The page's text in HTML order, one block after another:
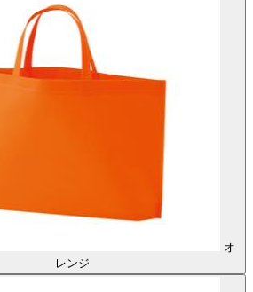
オ
レンジ